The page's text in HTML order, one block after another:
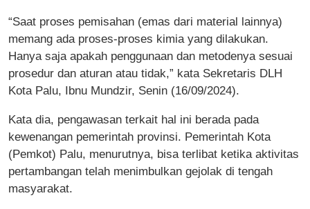
“Saat proses pemisahan (emas dari material lainnya)
memang ada proses-proses kimia yang dilakukan.
Hanya saja apakah penggunaan dan metodenya sesuai
prosedur dan aturan atau tidak,” kata Sekretaris DLH
Kota Palu, Ibnu Mundzir, Senin (16/09/2024).
Kata dia, pengawasan terkait hal ini berada pada
kewenangan pemerintah provinsi. Pemerintah Kota
(Pemkot) Palu, menurutnya, bisa terlibat ketika aktivitas
pertambangan telah menimbulkan gejolak di tengah
masyarakat.